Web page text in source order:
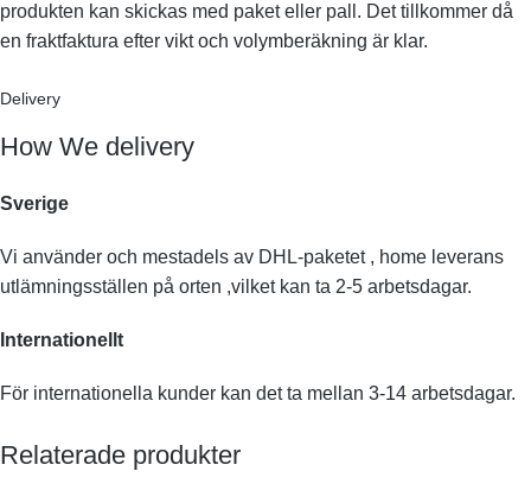
produkten kan skickas med paket eller pall. Det tillkommer då
en fraktfaktura efter vikt och volymberäkning är klar.
Delivery
How We delivery
Sverige
Vi använder och mestadels av DHL-paketet , home leverans
utlämningsställen på orten ,vilket kan ta 2-5 arbetsdagar.
Internationellt
För internationella kunder kan det ta mellan 3-14 arbetsdagar.
Relaterade produkter